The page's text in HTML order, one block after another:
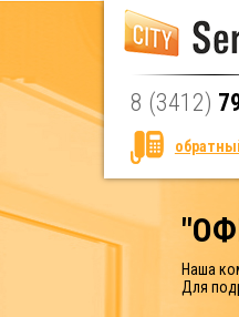
8 (3412)
Наша
Для